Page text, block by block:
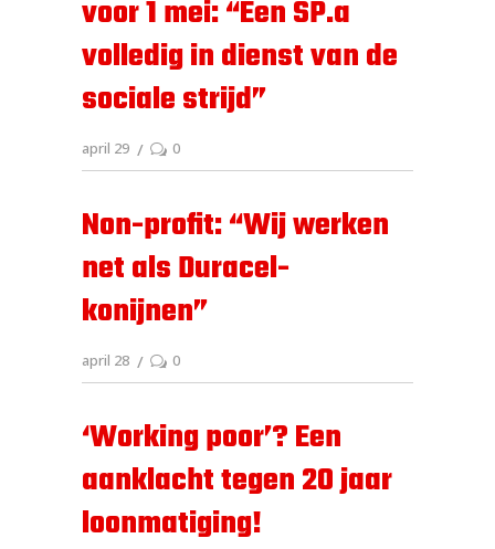
voor 1 mei: “Een SP.a
volledig in dienst van de
sociale strijd”
april 29 0
Non-profit: “Wij werken
net als Duracel-
konijnen”
april 28 0
‘Working poor’? Een
aanklacht tegen 20 jaar
loonmatiging!